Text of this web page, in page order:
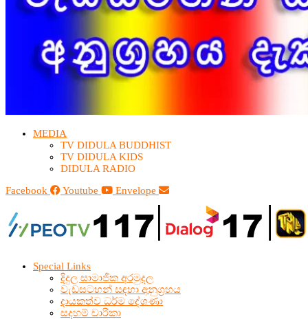
MEDIA
TV DIDULA BUDDHIST​
TV DIDULA KIDS
DIDULA RADIO
Facebook
Youtube Envelope
Special Links
දිදුල සාමාජික අරමුදල
වැඩසටහන් සඳහා අනුග්‍රහය
දායකත්ව ධර්ම දේශණා
සදහම් චාරිකා